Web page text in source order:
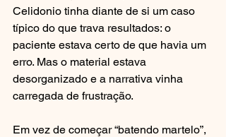
Celidonio tinha diante de si um caso
típico do que trava resultados: o
paciente estava certo de que havia um
erro. Mas o material estava
desorganizado e a narrativa vinha
carregada de frustração.
Em vez de começar “batendo martelo”,